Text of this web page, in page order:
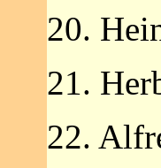
20.
21.
22.